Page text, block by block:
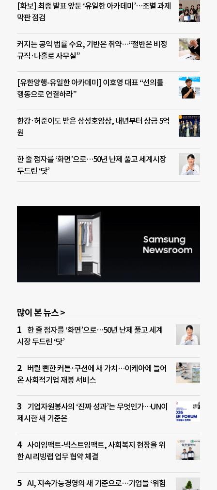
[화보] 최종 발표 앞둔 ‘유일한 아카데미’…조별 과제
막판 점검
커지는 공익 법률 수요, 기반은 취약…“절반은 비정
규직·나홀로 사무실”
[유한양행-유일한 아카데미] 이호영 대표 “선의를
행동으로 연결하라”
한강·허준이도 받은 삼성호암상, 내년부터 상금 5억
원
한 줄 점자를 ‘화면’으로…50년 난제 풀고 세계시장
두드린 ‘닷’
많이 본 뉴스 >
한 줄 점자를 ‘화면’으로…50년 난제 풀고 세계
시장 두드린 ‘닷’
버릴 뻔한 커튼·쿠션에 새 가치…이케아에 들어
온 사회적기업 재봉 서비스
기업자원봉사의 ‘진짜 성과’는 무엇인가…UN이
제시한 새 기준은
사이임팩트-넥스트임팩트, 사회복지 현장을 위
한 AI 리빙랩 업무 협약 체결
AI, 지속가능경영의 새 기준으로…기업들 ‘위험